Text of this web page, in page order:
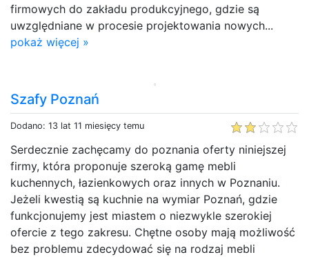
firmowych do zakładu produkcyjnego, gdzie są
uwzględniane w procesie projektowania nowych...
pokaż więcej »
Szafy Poznań
Dodano: 13 lat 11 miesięcy temu
Serdecznie zachęcamy do poznania oferty niniejszej
firmy, która proponuje szeroką gamę mebli
kuchennych, łazienkowych oraz innych w Poznaniu.
Jeżeli kwestią są kuchnie na wymiar Poznań, gdzie
funkcjonujemy jest miastem o niezwykle szerokiej
ofercie z tego zakresu. Chętne osoby mają możliwość
bez problemu zdecydować się na rodzaj mebli